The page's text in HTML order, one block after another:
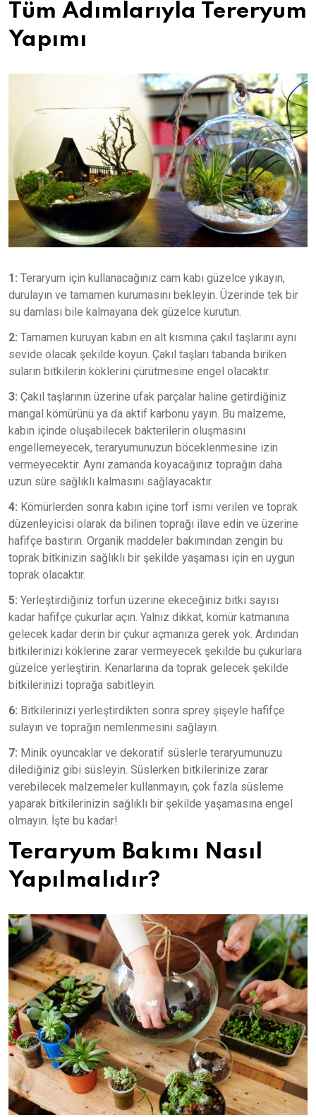
Tüm Adımlarıyla Tereryum
Yapımı
1: Teraryum için kullanacağınız cam kabı güzelce yıkayın,
durulayın ve tamamen kurumasını bekleyin. Üzerinde tek bir
su damlası bile kalmayana dek güzelce kurutun.
2: Tamamen kuruyan kabın en alt kısmına çakıl taşlarını aynı
sevide olacak şekilde koyun. Çakıl taşları tabanda biriken
suların bitkilerin köklerini çürütmesine engel olacaktır.
3: Çakıl taşlarının üzerine ufak parçalar haline getirdiğiniz
mangal kömürünü ya da aktif karbonu yayın. Bu malzeme,
kabın içinde oluşabilecek bakterilerin oluşmasını
engellemeyecek, teraryumunuzun böceklenmesine izin
vermeyecektir. Aynı zamanda koyacağınız toprağın daha
uzun süre sağlıklı kalmasını sağlayacaktır.
4: Kömürlerden sonra kabın içine torf ismi verilen ve toprak
düzenleyicisi olarak da bilinen toprağı ilave edin ve üzerine
hafifçe bastırın. Organik maddeler bakımından zengin bu
toprak bitkinizin sağlıklı bir şekilde yaşaması için en uygun
toprak olacaktır.
5: Yerleştirdiğiniz torfun üzerine ekeceğiniz bitki sayısı
kadar hafifçe çukurlar açın. Yalnız dikkat, kömür katmanına
gelecek kadar derin bir çukur açmanıza gerek yok. Ardından
bitkilerinizi köklerine zarar vermeyecek şekilde bu çukurlara
güzelce yerleştirin. Kenarlarına da toprak gelecek şekilde
bitkilerinizi toprağa sabitleyin.
6: Bitkilerinizi yerleştirdikten sonra sprey şişeyle hafifçe
sulayın ve toprağın nemlenmesini sağlayın.
7: Minik oyuncaklar ve dekoratif süslerle teraryumunuzu
dilediğiniz gibi süsleyin. Süslerken bitkilerinize zarar
verebilecek malzemeler kullanmayın, çok fazla süsleme
yaparak bitkilerinizin sağlıklı bir şekilde yaşamasına engel
olmayın. İşte bu kadar!
Teraryum Bakımı Nasıl
Yapılmalıdır?